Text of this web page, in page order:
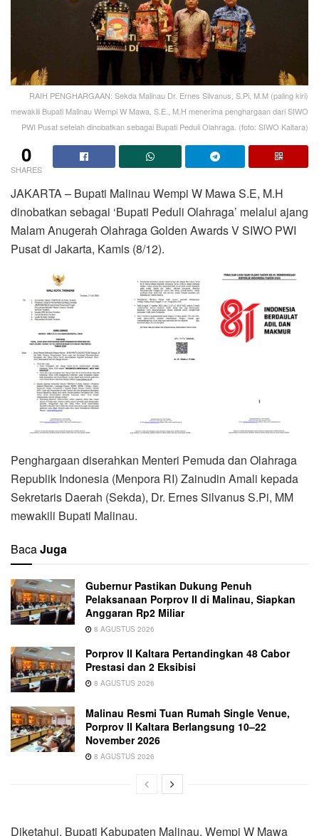
RAIH PENGHARGAAN: Sekda Malinau Dr. Ernes Silvanus, S.Pi, M.M (paling kiri)
mewakili Bupati Malinau Wempi W Mawa, S.E., M.H menerima penghargaan dari SIWO
PWI Pusat setelah dinobatkan sebagai Bupati Peduli Olahraga. (foto: SIWO Kaltara)
0
SHARES
JAKARTA – Bupati Malinau Wempi W Mawa S.E, M.H
dinobatkan sebagai ‘Bupati Peduli Olahraga’ melalui ajang
Malam Anugerah Olahraga Golden Awards V SIWO PWI
Pusat di Jakarta, Kamis (8/12).
Penghargaan diserahkan Menteri Pemuda dan Olahraga
Republik Indonesia (Menpora RI) Zainudin Amali kepada
Sekretaris Daerah (Sekda), Dr. Ernes Silvanus S.Pi, MM
mewakili Bupati Malinau.
BacaJuga
Gubernur Pastikan Dukung Penuh
Pelaksanaan Porprov II di Malinau, Siapkan
Anggaran Rp2 Miliar
8 AGUSTUS 2026
Porprov II Kaltara Pertandingkan 48 Cabor
Prestasi dan 2 Eksibisi
8 AGUSTUS 2026
Malinau Resmi Tuan Rumah Single Venue,
Porprov II Kaltara Berlangsung 10–22
November 2026
8 AGUSTUS 2026
Diketahui, Bupati Kabupaten Malinau, Wempi W Mawa